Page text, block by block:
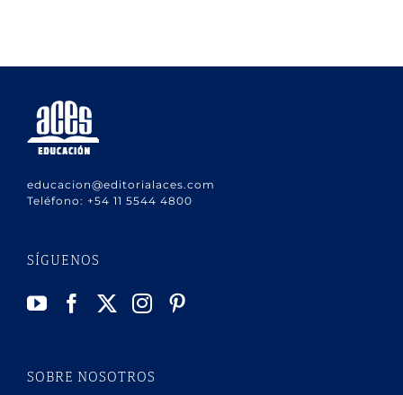
educacion@editorialaces.com
Teléfono: +54 11 5544 4800
SÍGUENOS
SOBRE NOSOTROS